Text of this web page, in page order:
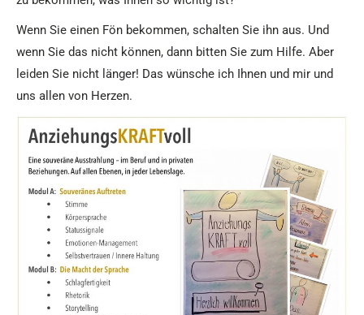
Wenn Sie einen Fön bekommen, schalten Sie ihn aus. Und
wenn Sie das nicht können, dann bitten Sie zum Hilfe. Aber
leiden Sie nicht länger! Das wünsche ich Ihnen und mir und
uns allen von Herzen.